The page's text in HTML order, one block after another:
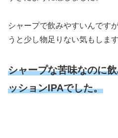
シャープで飲みやすいんです
うと少し物足りない気もします
シャープな苦味なのに
ッションIPAでした。